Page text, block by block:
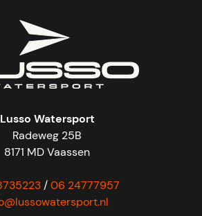
Lusso Watersport
Radeweg 25B
8171 MD Vaassen
/06 24777957